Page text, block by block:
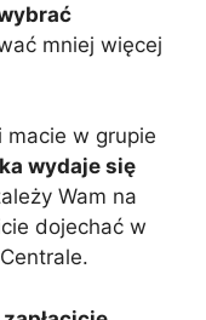
mniej więcej
macie w grupie
wydaje się
Wam na
dojechać w